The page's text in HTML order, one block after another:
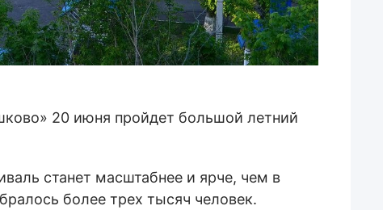
20 июня пройдет большой летний
станет масштабнее и ярче, чем в
более трех тысяч человек.